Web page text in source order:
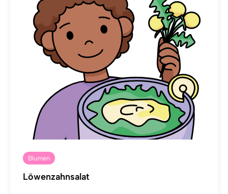
Blumen
Löwenzahnsalat